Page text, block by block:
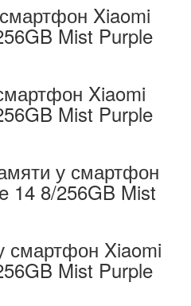
Xiaomi
Mist Purple
Xiaomi
Mist Purple
у смартфон
14 8/256GB Mist
смартфон Xiaomi
Mist Purple